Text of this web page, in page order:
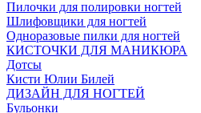
Пилочки для полировки ногтей
Шлифовщики для ногтей
Одноразовые пилки для ногтей
КИСТОЧКИ ДЛЯ МАНИКЮРА
Дотсы
Кисти Юлии Билей
ДИЗАЙН ДЛЯ НОГТЕЙ
Бульонки